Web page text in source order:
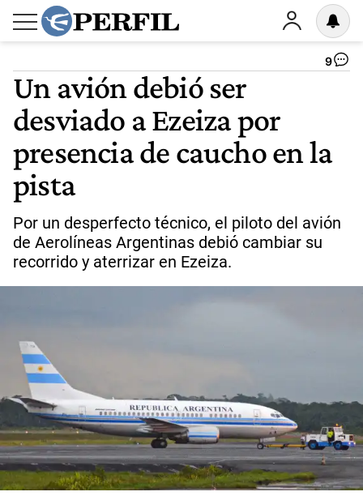
9
Un avión debió ser
desviado a Ezeiza por
presencia de caucho en la
pista
Por un desperfecto técnico, el piloto del avión
de Aerolíneas Argentinas debió cambiar su
recorrido y aterrizar en Ezeiza.